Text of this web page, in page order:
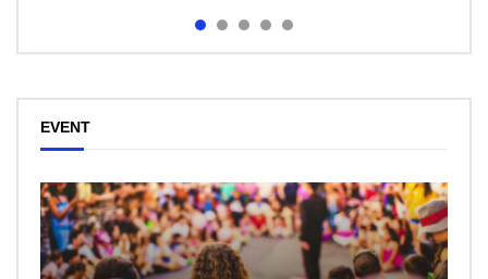
EVENT